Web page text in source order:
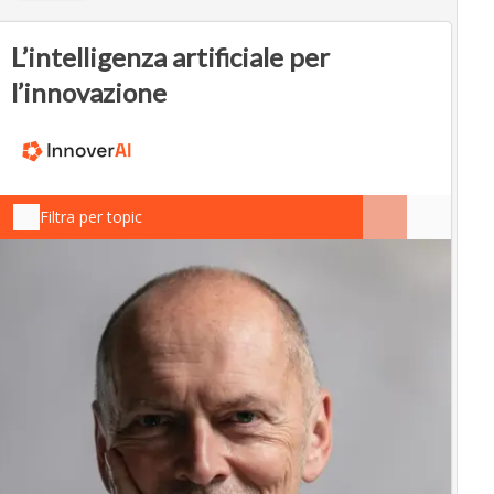
L’intelligenza artificiale per
l’innovazione
Filtra per topic